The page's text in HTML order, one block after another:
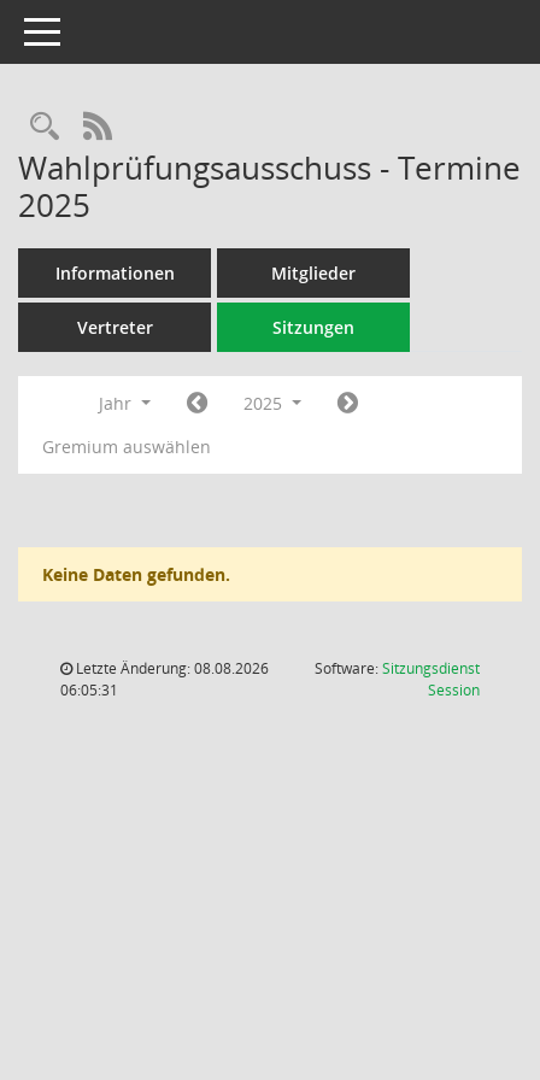
Toggle navigation
Rechercheauswahl
RSS-Feed
Wahlprüfungsausschuss - Termine
2025
Informationen Mitglieder
Vertreter Sitzungen
Jahr
2025
Gremium auswählen
Keine Daten gefunden.
Letzte Änderung: 08.08.2026
06:05:31
Software:Sitzungsdienst
Session(Wird in